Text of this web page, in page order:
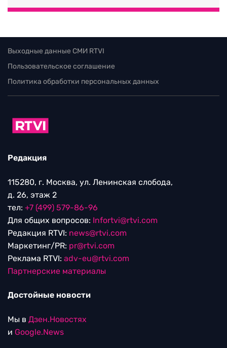
Выходные данные СМИ RTVI
Пользовательское соглашение
Политика обработки персональных данных
Редакция
115280, г. Москва, ул. Ленинская слобода,
д. 26, этаж 2
тел: +7 (499) 579-86-96
Для общих вопросов: Infortvi@rtvi.com
Редакция RTVI: news@rtvi.com
Маркетинг/PR: pr@rtvi.com
Реклама RTVI: adv-eu@rtvi.com
Партнерские материалы
Достойные новости
Мы в Дзен.Новостях
и Google.News